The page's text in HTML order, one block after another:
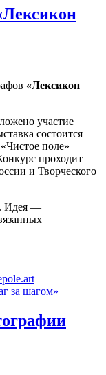
«Лексикон
участие
состоится
поле»
проходит
и Творческого
. Идея —